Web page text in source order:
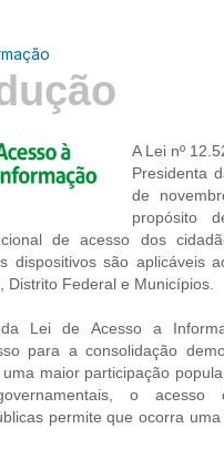
A Lei nº
Presidenta
de
propósito
de acesso dos
dispositivos são aplicáveis
Distrito Federal e Municípios.
Lei de Acesso a
para a consolidação
maior participação
o acesso
permite que ocorra